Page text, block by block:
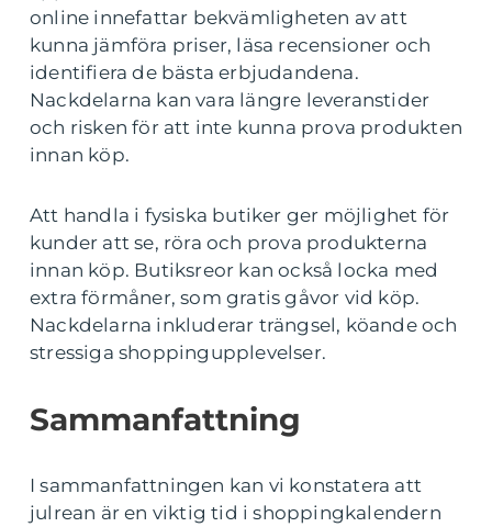
online innefattar bekvämligheten av att
kunna jämföra priser, läsa recensioner och
identifiera de bästa erbjudandena.
Nackdelarna kan vara längre leveranstider
och risken för att inte kunna prova produkten
innan köp.
Att handla i fysiska butiker ger möjlighet för
kunder att se, röra och prova produkterna
innan köp. Butiksreor kan också locka med
extra förmåner, som gratis gåvor vid köp.
Nackdelarna inkluderar trängsel, köande och
stressiga shoppingupplevelser.
Sammanfattning
I sammanfattningen kan vi konstatera att
julrean är en viktig tid i shoppingkalendern